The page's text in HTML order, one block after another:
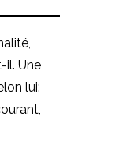
il. Une
lui: